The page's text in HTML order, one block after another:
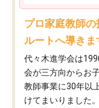
プロ家庭教師
ルートへ導きま
代々木進学会は
会が三方向からお
教師事業に30年以
けてまいりました。